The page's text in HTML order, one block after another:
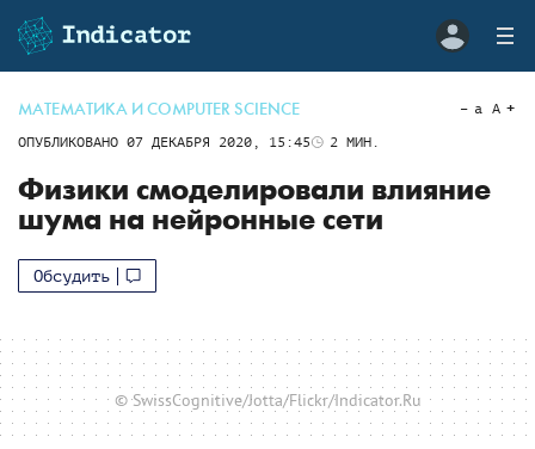
МАТЕМАТИКА И COMPUTER SCIENCE
ОПУБЛИКОВАНО 07 ДЕКАБРЯ 2020, 15:45 2 МИН.
a A
Физики смоделировали влияние
шума на нейронные сети
Обсудить
© SwissCognitive/Jotta/Flickr/Indicator.Ru